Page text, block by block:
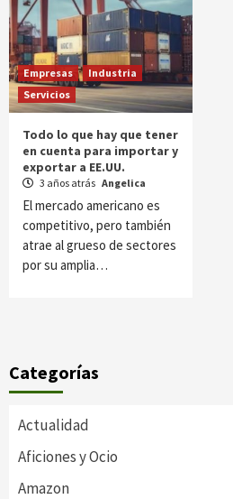
Empresas
Industria
Servicios
Todo lo que hay que tener
en cuenta para importar y
exportar a EE.UU.
3 años atrás Angelica
El mercado americano es
competitivo, pero también
atrae al grueso de sectores
por su amplia…
Categorías
Actualidad
Aficiones y Ocio
Amazon